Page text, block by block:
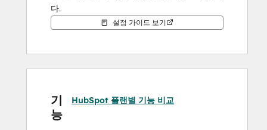
다.
설정 가이드 보기
기
능
HubSpot 플랜별 기능 비교